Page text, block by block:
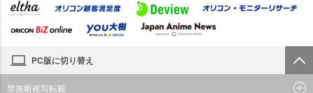
PC版に切り替え
禁無断複写転載